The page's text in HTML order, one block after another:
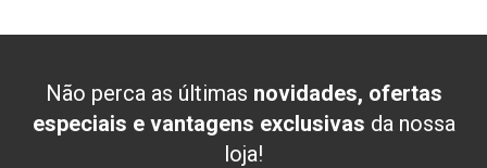
Não perca as últimas novidades, ofertas
especiais e vantagens exclusivas da nossa
loja!